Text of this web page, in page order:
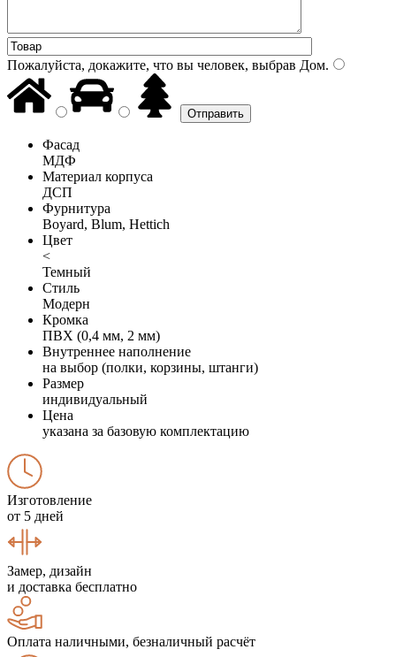
Пожалуйста, докажите, что вы человек, выбрав Дом.
Фасад
МДФ
Материал корпуса
ДСП
Фурнитура
Boyard, Blum, Hettich
Цвет
<
Темный
Стиль
Модерн
Кромка
ПВХ (0,4 мм, 2 мм)
Внутреннее наполнение
на выбор (полки, корзины, штанги)
Размер
индивидуальный
Цена
указана за базовую комплектацию
Изготовление
от 5 дней
Замер, дизайн
и доставка бесплатно
Оплата наличными, безналичный расчёт